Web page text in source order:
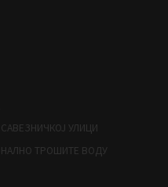
УЛИЦИ
ТРОШИТЕ ВОДУ